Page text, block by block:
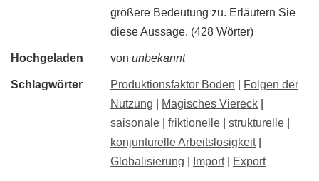
größere Bedeutung zu. Erläutern Sie
diese Aussage. (428 Wörter)
Hochgeladen von unbekannt
Schlagwörter Produktionsfaktor Boden
Folgen der
Nutzung
Magisches Viereck
saisonale
friktionelle strukturelle
konjunturelle Arbeitslosigkeit|
Globalisierung
Import| Export